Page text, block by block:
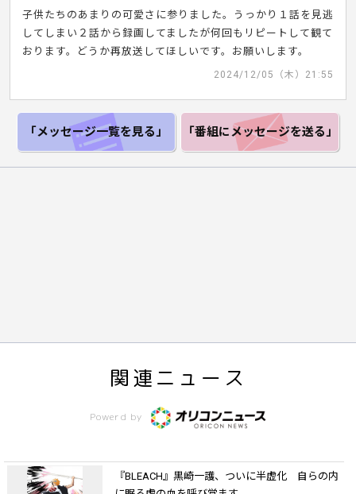
子供たちのあまりの可愛さに参りました。うっかり１話を見逃
してしまい２話から録画してましたが何回もリピートして観て
おります。どうか再放送してほしいです。お願いします。
2024/12/05（木）21:55
「メッセージ一覧を見る」 「番組にメッセージを送る」
関連ニュース
Powerd by
『BLEACH』黒崎一護、ついに半虚化 自らの内